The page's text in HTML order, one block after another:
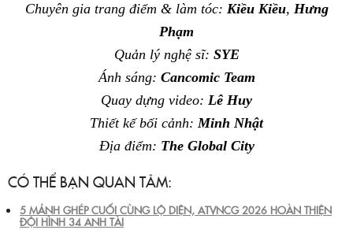
Chuyên gia trang điểm & làm tóc: Kiều Kiều, Hưng
Phạm
Quản lý nghệ sĩ: SYE
Ánh sáng: Cancomic Team
Quay dựng video: Lê Huy
Thiết kế bối cảnh:Minh Nhật
Địa điểm: The Global City
CÓ THỂ BẠN QUAN TÂM:
5 MẢNH GHÉP CUỐI CÙNG LỘ DIỆN, ATVNCG 2026 HOÀN THIỆN
ĐỘI HÌNH 34 ANH TÀI